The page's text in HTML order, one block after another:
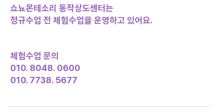
쇼뇨몬테소리 동작상도센터는
정규수업 전 체험수업을 운영하고 있어요.
체험수업 문의
010. 8048. 0600
010. 7738. 5677